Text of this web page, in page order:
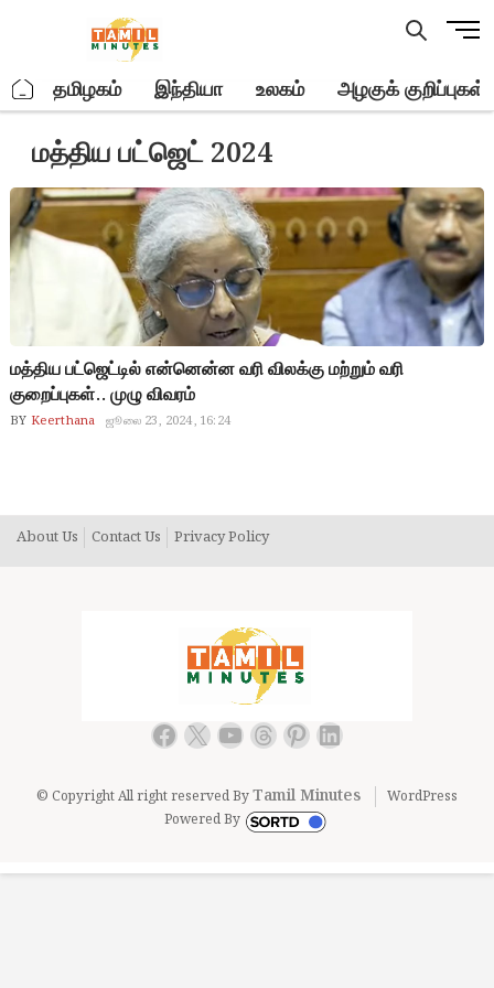
M
u
t
o
n
. தமிழகம் இந்தியா உலகம் அழகுக் குறிப்புகள்
மத்திய பட்ஜெட் 2024
மத்திய பட்ஜெட்டில் என்னென்ன வரி விலக்கு மற்றும் வரி
குறைப்புகள்.. முழு விவரம்
BY Keerthana ஜூலை 23, 2024, 16:24
About Us Contact Us Privacy Policy
Facebook
X YouTube
Threads
Pinterest
LinkedIn
© Copyright All right reserved ByTamil Minutes
WordPress
Powered By